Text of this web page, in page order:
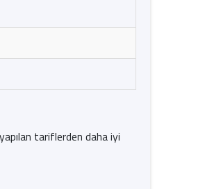
tariflerden daha iyi